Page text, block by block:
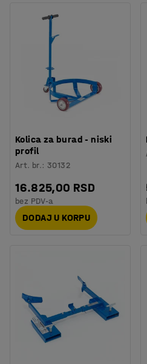
Kolica za burad - niski
profil
Art. br.:30132
16.825,00 RSD
bez PDV-a
DODAJ U KORPU